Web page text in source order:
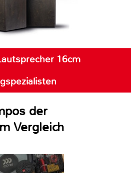
16cm
der
Vergleich